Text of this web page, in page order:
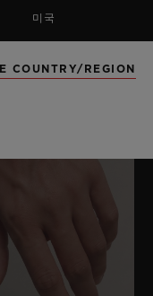
미국
COUNTRY/REGION